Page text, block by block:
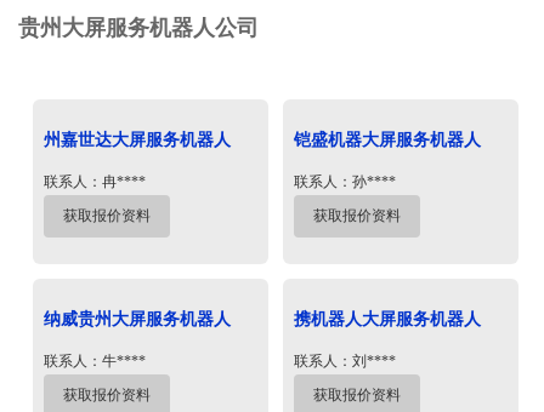
贵州大屏服务机器人公司
州嘉世达大屏服务机器人
联系人：冉****
获取报价资料
铠盛机器大屏服务机器人
联系人：孙****
获取报价资料
纳威贵州大屏服务机器人
联系人：牛****
获取报价资料
携机器人大屏服务机器人
联系人：刘****
获取报价资料